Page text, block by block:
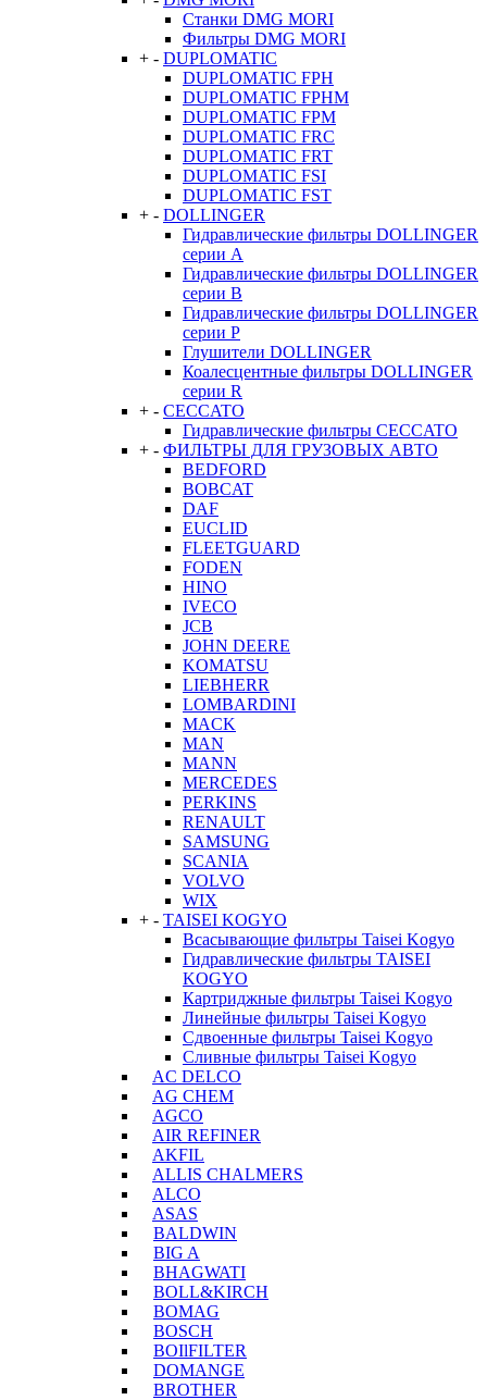
Станки DMG MORI
Фильтры DMG MORI
+ - DUPLOMATIC
DUPLOMATIC FPH
DUPLOMATIC FPHM
DUPLOMATIC FPM
DUPLOMATIC FRC
DUPLOMATIC FRT
DUPLOMATIC FSI
DUPLOMATIC FST
+ - DOLLINGER
Гидравлические фильтры DOLLINGER
серии A
Гидравлические фильтры DOLLINGER
серии B
Гидравлические фильтры DOLLINGER
серии P
Глушители DOLLINGER
Коалесцентные фильтры DOLLINGER
серии R
+ - CECCATO
Гидравлические фильтры CECCATO
+ - ФИЛЬТРЫ ДЛЯ ГРУЗОВЫХ АВТО
BEDFORD
BOBCAT
DAF
EUCLID
FLEETGUARD
FODEN
HINO
IVECO
JCB
JOHN DEERE
KOMATSU
LIEBHERR
LOMBARDINI
MACK
MAN
MANN
MERCEDES
PERKINS
RENAULT
SAMSUNG
SCANIA
VOLVO
WIX
+ - TAISEI KOGYO
Всасывающие фильтры Taisei Kogyo
Гидравлические фильтры TAISEI
KOGYO
Картриджные фильтры Taisei Kogyo
Линейные фильтры Taisei Kogyo
Сдвоенные фильтры Taisei Kogyo
Сливные фильтры Taisei Kogyo
AC DELCO
AG CHEM
AGCO
AIR REFINER
AKFIL
ALLIS CHALMERS
ALCO
ASAS
BALDWIN
BIG A
BHAGWATI
BOLL&KIRCH
BOMAG
BOSCH
BOIlFILTER
DOMANGE
BROTHER